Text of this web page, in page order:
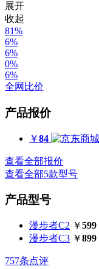
展开
收起
81%
6%
6%
0%
6%
全网比价
产品报价
￥84
查看全部报价
查看全部5款型号
产品型号
漫步者C2 ￥599
漫步者C3 ￥899
757条点评